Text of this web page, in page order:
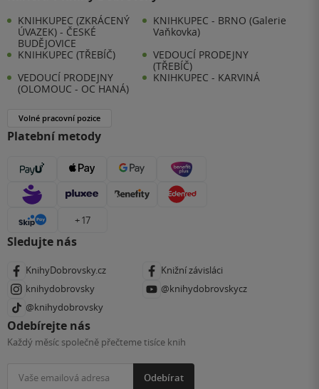
KNIHKUPEC (ZKRÁCENÝ
ÚVAZEK) - ČESKÉ
BUDĚJOVICE
KNIHKUPEC - BRNO (Galerie
Vaňkovka)
KNIHKUPEC (TŘEBÍČ)
VEDOUCÍ PRODEJNY
(TŘEBÍČ)
VEDOUCÍ PRODEJNY
(OLOMOUC - OC HANÁ)
KNIHKUPEC - KARVINÁ
Volné pracovní pozice
Platební metody
+ 17
Sledujte nás
KnihyDobrovsky.cz
Knižní závisláci
knihydobrovsky
@knihydobrovskycz
@knihydobrovsky
Odebírejte nás
Každý měsíc společně přečteme tisíce knih
Odebírat